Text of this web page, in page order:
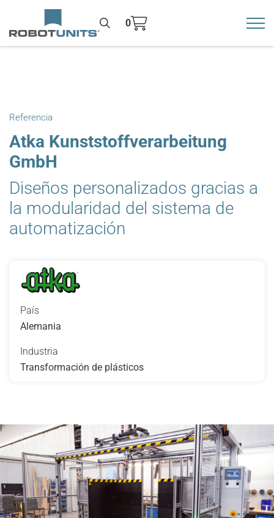
0
Referencia
Atka Kunststoffverarbeitung
GmbH
Diseños personalizados gracias a
la modularidad del sistema de
automatización
País
Alemania
Industria
Transformación de plásticos